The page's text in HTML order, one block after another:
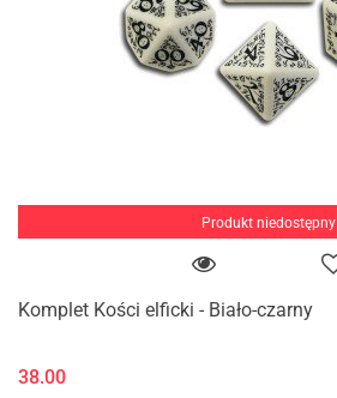
Produkt niedostępny
Komplet Kości elficki - Biało-czarny
38.00